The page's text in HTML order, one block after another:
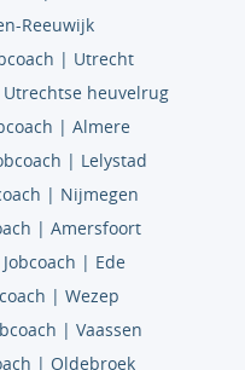
Reeuwijk
| Utrecht
Utrechtse heuvelrug
| Almere
| Lelystad
| Nijmegen
| Amersfoort
Jobcoach | Ede
| Wezep
| Vaassen
| Oldebroek